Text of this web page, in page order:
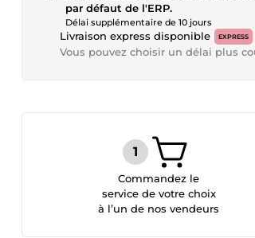
par défaut de l'ERP.
Délai supplémentaire de 10 jours
Livraison express disponible EXPRESS
Vous pouvez choisir un délai plus
Commandez le
service de votre choix
à l’un de nos vendeurs